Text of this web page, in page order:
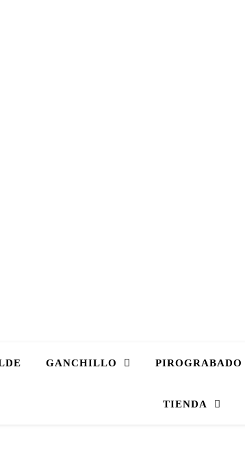
GANCHILLO PIROGRABADO
TIENDA